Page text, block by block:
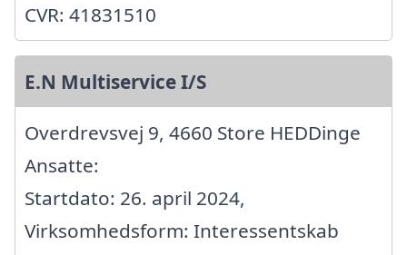
CVR: 41831510
E.N Multiservice I/S
Overdrevsvej 9, 4660 Store HEDDinge
Ansatte:
Startdato: 26. april 2024,
Virksomhedsform: Interessentskab